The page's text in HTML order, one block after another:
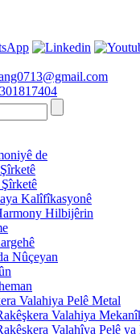
de
Kalîfîkasyonê
Hilbijêrin
Nûçeyan
Valahiya Pelê Metal
Valahiya
Valahîya Pelê